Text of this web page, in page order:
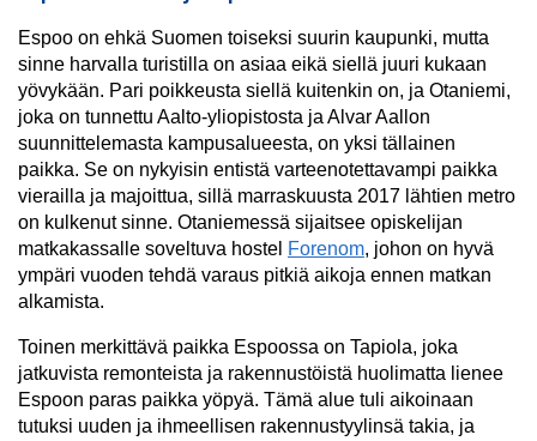
Espoo on ehkä Suomen toiseksi suurin kaupunki, mutta
sinne harvalla turistilla on asiaa eikä siellä juuri kukaan
yövykään. Pari poikkeusta siellä kuitenkin on, ja Otaniemi,
joka on tunnettu Aalto-yliopistosta ja Alvar Aallon
suunnittelemasta kampusalueesta, on yksi tällainen
paikka. Se on nykyisin entistä varteenotettavampi paikka
vierailla ja majoittua, sillä marraskuusta 2017 lähtien metro
on kulkenut sinne. Otaniemessä sijaitsee opiskelijan
matkakassalle soveltuva hostel Forenom, johon on hyvä
ympäri vuoden tehdä varaus pitkiä aikoja ennen matkan
alkamista.
Toinen merkittävä paikka Espoossa on Tapiola, joka
jatkuvista remonteista ja rakennustöistä huolimatta lienee
Espoon paras paikka yöpyä. Tämä alue tuli aikoinaan
tutuksi uuden ja ihmeellisen rakennustyylinsä takia, ja